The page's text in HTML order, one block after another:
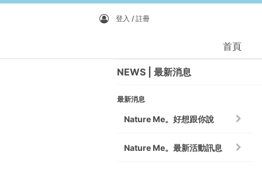
登入 / 註冊
首頁
NEWS 最新消息
最新消息
Nature Me。好想跟你說
Nature Me。最新活動訊息